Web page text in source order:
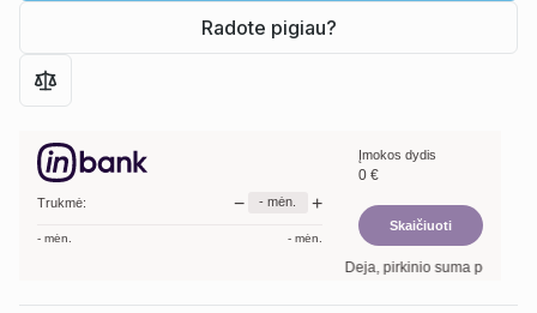
Radote pigiau?
Trukmė: − - mėn. +
- mėn. -mėn.
Įmokos dydis
0 €
Skaičiuoti
Deja, pirkinio suma per